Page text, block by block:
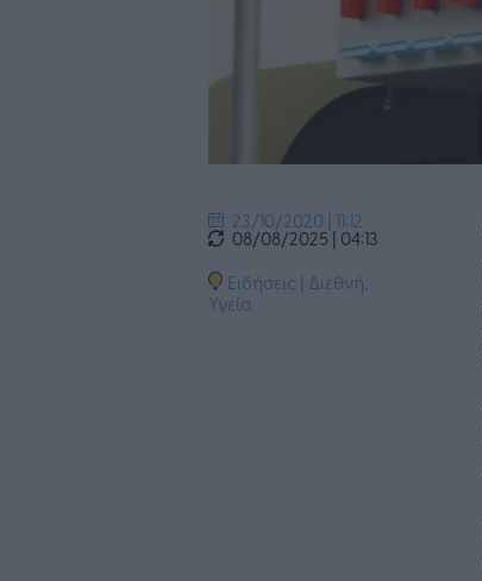
23/10/2020 | 11:12
08/08/2025 | 04:13
Ειδήσεις | Διεθνή,
Υγεία